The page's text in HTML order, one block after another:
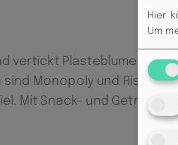
vertickt Plasteblumen von
sind Monopoly und Risiko
Mit Snack- und
Hier
Um